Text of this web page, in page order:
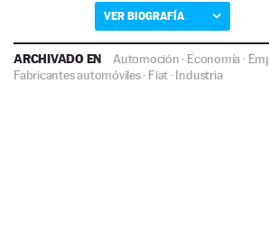
VER BIOGRAFÍA
ARCHIVADO EN Automoción · Economía ·
Fabricantes automóviles· Fiat ·Industria